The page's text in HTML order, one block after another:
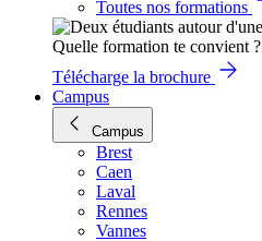
Toutes nos formations
Quelle formation te convient ?
Télécharge la brochure
Campus
Campus
Brest
Caen
Laval
Rennes
Vannes